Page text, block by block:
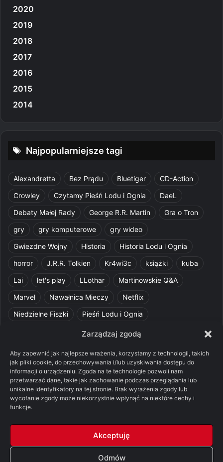
Zarządzaj zgodą
Aby zapewnić jak najlepsze wrażenia, korzystamy z technologii, takich
jak pliki cookie, do przechowywania i/lub uzyskiwania dostępu do
informacji o urządzeniu. Zgoda na te technologie pozwoli nam
przetwarzać dane, takie jak zachowanie podczas przeglądania lub
unikalne identyfikatory na tej stronie. Brak wyrażenia zgody lub
wycofanie zgody może niekorzystnie wpłynąć na niektóre cechy i
funkcje.
Akceptuję
Odmów
2020
2019
2018
2017
2016
2015
2014
Najpopularniejsze tagi
Alexandretta Bez Prądu Bluetiger
CD-Action
Crowley
Czytamy Pieśń Lodu i Ognia
DaeL
Debaty Małej Rady
George R.R. Martin
Gra o Tron
gry
gry komputerowe
gry wideo
Gwiezdne Wojny
Historia
Historia Lodu i Ognia
horror
J.R.R. Tolkien Kr4wi3c książki
kuba
Lai
let's play LLothar
Martinowskie Q&A
Marvel
Nawałnica Mieczy
Netflix
Niedzielne Fiszki
Pieśń Lodu i Ognia
Pquelim
Pytania do maesterów
recenzja książki
Ród Smoka Silmarillion
SithFrog
Starcie Królów
Star Wars
Szalone Teorie
Tolkienowskie Q&A
Voo
Wieści z Cytadeli